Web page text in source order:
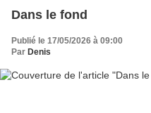
Dans le fond
Publié le 17/05/2026 à 09:00
Par Denis